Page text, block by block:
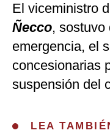
El viceministro
Ñecco, sostuvo
emergencia, el
concesionarias
suspensión del
LEA